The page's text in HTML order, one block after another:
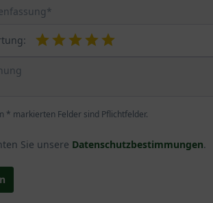
* markierten Felder sind Pflichtfelder.
Sie unsere Datenschutzbestimmungen.